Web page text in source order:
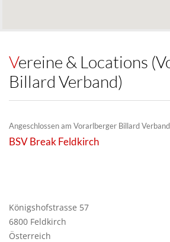
Vereine & Locations (Vorarlberger
Billard Verband)
Angeschlossen am Vorarlberger Billard Verband
BSV Break Feldkirch
Königshofstrasse 57
6800 Feldkirch
Österreich